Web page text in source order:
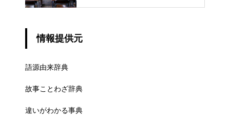
情報提供元
語源由来辞典
故事ことわざ辞典
違いがわかる事典